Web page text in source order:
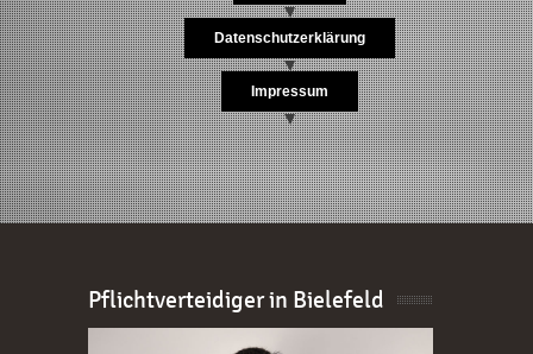
Datenschutzerklärung
Impressum
Pflichtverteidiger in Bielefeld